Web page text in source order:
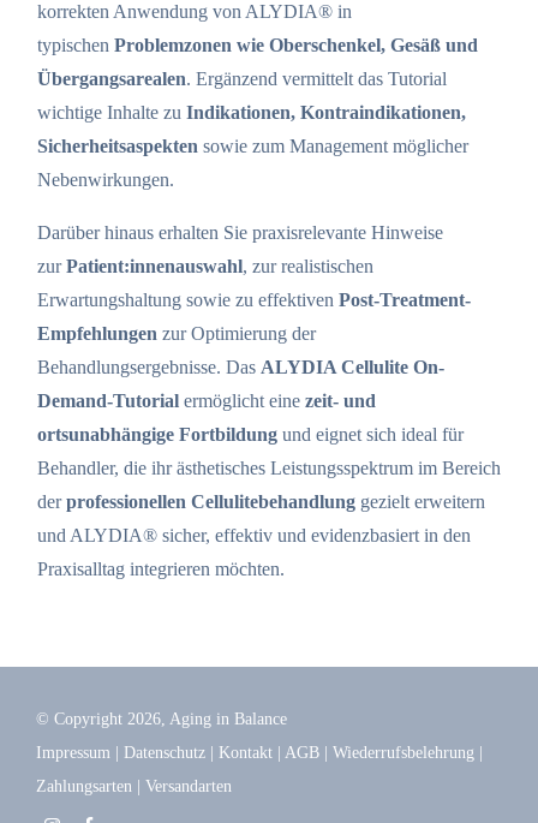
korrekten Anwendung von ALYDIA® in
typischen Problemzonen wie Oberschenkel, Gesäß und
Übergangsarealen. Ergänzend vermittelt das Tutorial
wichtige Inhalte zu Indikationen, Kontraindikationen,
Sicherheitsaspekten sowie zum Management möglicher
Nebenwirkungen.
Darüber hinaus erhalten Sie praxisrelevante Hinweise
zur Patient:innenauswahl, zur realistischen
Erwartungshaltung sowie zu effektiven Post-Treatment-
Empfehlungen zur Optimierung der
Behandlungsergebnisse. Das ALYDIA Cellulite On-
Demand-Tutorial ermöglicht eine zeit- und
ortsunabhängige Fortbildung und eignet sich ideal für
Behandler, die ihr ästhetisches Leistungsspektrum im Bereich
der professionellen Cellulitebehandlung gezielt erweitern
und ALYDIA® sicher, effektiv und evidenzbasiert in den
Praxisalltag integrieren möchten.
© Copyright 2026, Aging in Balance
Impressum
Datenschutz Kontakt AGB Wiederrufsbelehrung
Zahlungsarten
Versandarten